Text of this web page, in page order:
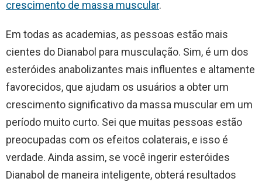
crescimento de massa muscular.
Em todas as academias, as pessoas estão mais
cientes do Dianabol para musculação. Sim, é um dos
esteróides anabolizantes mais influentes e altamente
favorecidos, que ajudam os usuários a obter um
crescimento significativo da massa muscular em um
período muito curto. Sei que muitas pessoas estão
preocupadas com os efeitos colaterais, e isso é
verdade. Ainda assim, se você ingerir esteróides
Dianabol de maneira inteligente, obterá resultados